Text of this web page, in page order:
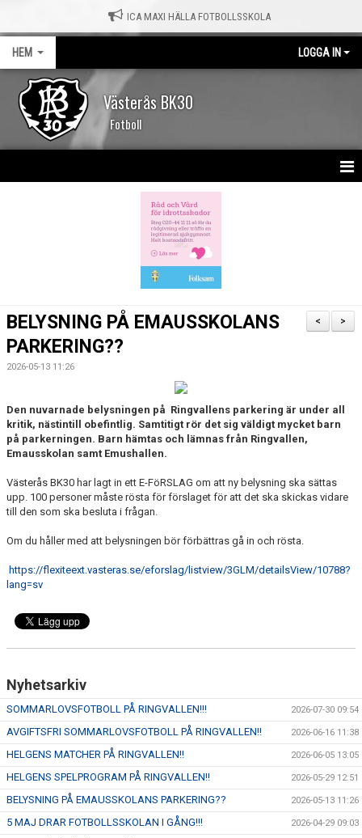
ICA MAXI HÄLLA FOTBOLLSSKOLA
HEM LOGGA IN
Västerås BK30
Fotboll
OM KLUBBEN
VÅRA LAG/TRÄNARE
NY I BK30
WIMANS MINNESFOND
DOKUMENT
>
<
BELYSNING PÅ EMAUSSKOLANS
PARKERING??
2026-05-13 11:26
Den nuvarnade belysningen på Ringvallens parkering är under all
kritik, nästintill obefintlig. Samtitigt rör det sig väldigt mycket barn
på parkerningen. Barn hämtas och lämnas från Ringvallen,
Emausskolan samt Emushallen.
Västerås BK30 har lagt in ett E-FöRSLAG om att ny belysning ska sättas
upp. 100 personer måste rösta för förslaget för att det ska skickas vidare
till den som ska besluta i frågan.
Om du håller med att belysningen bör förbättras gå in och rösta.
https://flexiteext.vasteras.se/eforslag/listview/3GLM/detailsView/10788?
lang=sv
Nyhetsarkiv
SOMMARLOVSFOTBOLL PÅ RINGVALLEN!!! 2026-07-30 09:54
AVGIFTSFRI SOMMARLOVSFOTBOLL PÅ RINGVALLEN!! 2026-06-16 11:38
HELGENS MATCHER PÅ RINGVALLEN!! 2026-06-05 13:05
HELGENS SPELPROGRAM PÅ RINGVALLEN!! 2026-05-29 12:51
BELYSNING PÅ EMAUSSKOLANS PARKERING?? 2026-05-13 11:26
5 MAJ DRAR FOTBOLLSSKOLAN I GÅNG!!! 2026-04-29 09:03